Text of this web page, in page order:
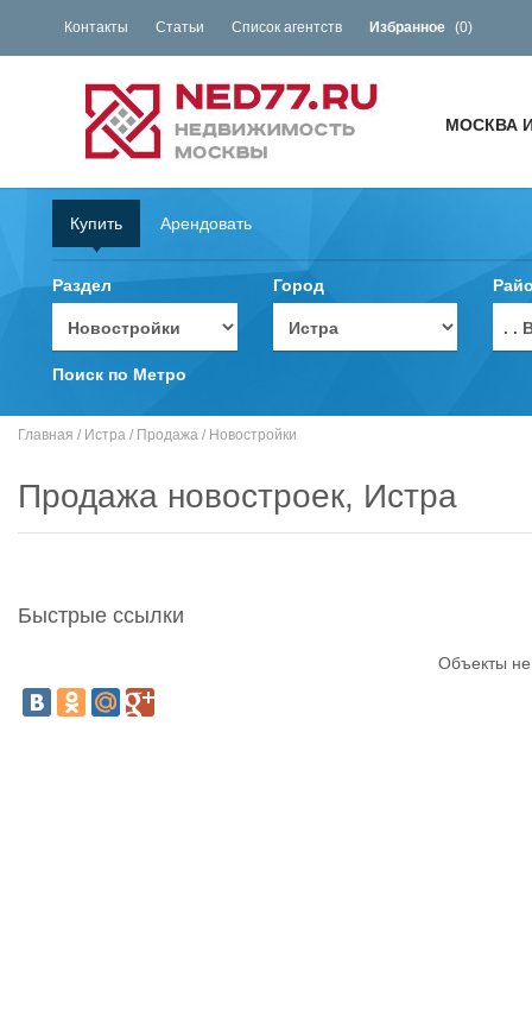
Контакты Статьи Список агентств Избранное (0)
МОСКВА
Купить Арендовать
Раздел Город
. .
Поиск по Метро
Главная / Истра / Продажа / Новостройки
Продажа новостроек, Истра
Быстрые ссылки
Объекты